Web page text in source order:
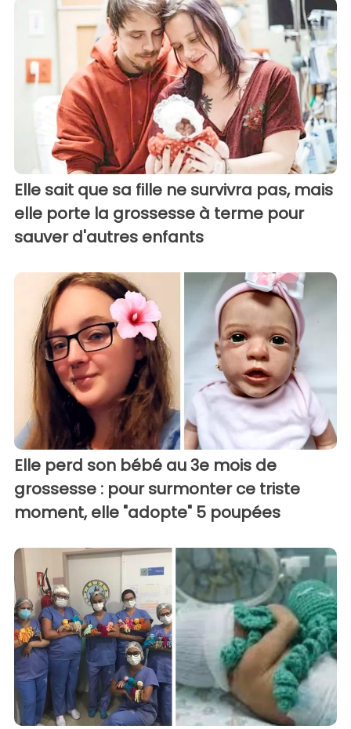
Elle sait que sa fille ne survivra pas, mais
elle porte la grossesse à terme pour
sauver d'autres enfants
Elle perd son bébé au 3e mois de
grossesse : pour surmonter ce triste
moment, elle "adopte" 5 poupées